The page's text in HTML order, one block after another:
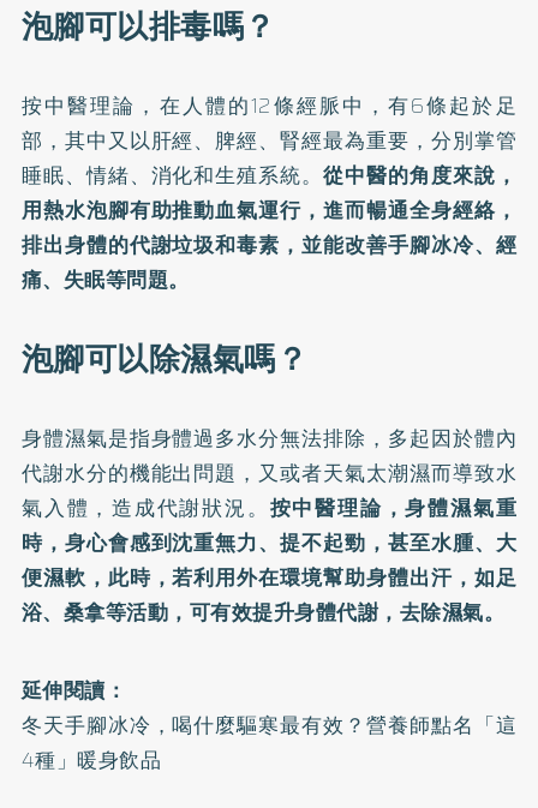
泡腳可以排毒嗎？
按中醫理論，在人體的12條經脈中，有6條起於足
部，其中又以肝經、脾經、腎經最為重要，分別掌管
睡眠、情緒、消化和生殖系統。從中醫的角度來說，
用熱水泡腳有助推動血氣運行，進而暢通全身經絡，
排出身體的代謝垃圾和毒素，並能改善手腳冰冷、經
痛、失眠等問題。
泡腳可以除濕氣嗎？
身體濕氣是指身體過多水分無法排除，多起因於體內
代謝水分的機能出問題，又或者天氣太潮濕而導致水
氣入體，造成代謝狀況。 按中醫理論，身體濕氣重
時，身心會感到沈重無力、提不起勁，甚至水腫、大
便濕軟，此時，若利用外在環境幫助身體出汗，如足
浴、桑拿等活動，可有效提升身體代謝，去除濕氣。
延伸閱讀：
冬天手腳冰冷，喝什麼驅寒最有效？營養師點名「這
4種」暖身飲品